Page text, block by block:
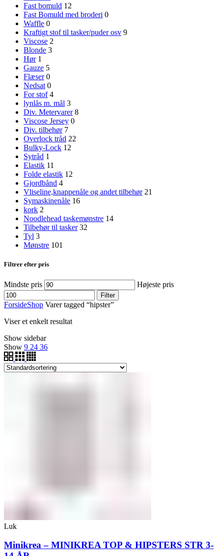
Fast bomuld 12
Fast Bomuld med broderi 0
Waffle 0
Kraftigt stof til tasker/puder osv 9
Viscose 2
Blonde 3
Hør 1
Gauze 5
Flæser 0
Nedsat 0
For stof 4
lynlås m. mål 3
Div. Metervarer 8
Viscose Jersey 0
Div. tilbehør 7
Overlock tråd 22
Bulky-Lock 12
Sytråd 1
Elastik 11
Folde elastik 12
Gjordbånd 4
Vliseline,knappenåle og andet tilbehør 21
Symaskinenåle 16
kork 2
Noodlehead taskemønstre 14
Tilbehør til tasker 32
Tyl 3
Mønstre 101
Filtrer efter pris
Mindste pris Højeste pris
Filter
ForsideShop Varer tagged “hipster”
Viser et enkelt resultat
Show sidebar
Show 9 24 36
Luk
Minikrea – MINIKREA TOP & HIPSTERS STR 3-